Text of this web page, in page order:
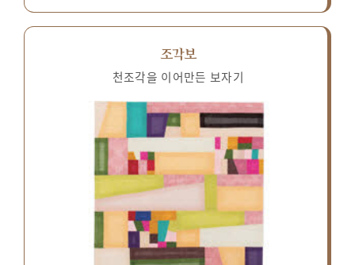
조각보
천조각을 이어만든 보자기